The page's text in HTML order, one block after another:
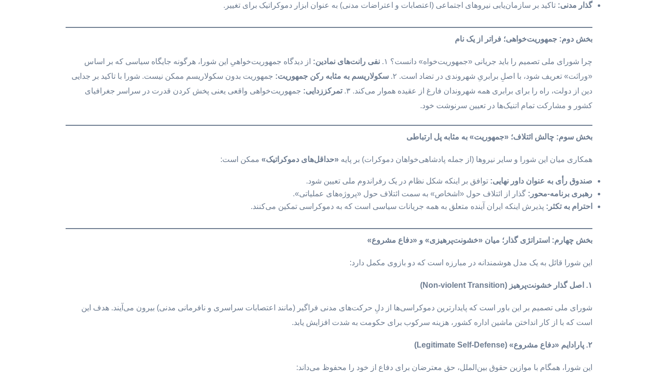
گذار مدنی: تاکید بر سازمان‌یابی نیروهای اجتماعی (اعتصابات و اعتراضات مدنی) به عنوان ابزار دموکراتیک برای تغییر.
بخش دوم: جمهوریت‌خواهی؛ فراتر از یک نام
چرا شورای ملی تصمیم را باید جریانی «جمهوریت‌خواه» دانست؟ ۱. نفی رانت‌های نمادین: از دیدگاه جمهوریت‌خواهیِ این شورا، هرگونه جایگاه سیاسی که بر اساس
«وراثت» تعریف شود، با اصلِ برابریِ شهروندی در تضاد است. ۲.
سکولاریسم به مثابه رکن جمهوریت: جمهوریت بدون سکولاریسم ممکن نیست. شورا با تاکید بر جدایی
دین از دولت، راه را برای برابری همه شهروندان فارغ از عقیده هموار می‌کند. ۳.
تمرکززدایی: جمهوریت‌خواهی واقعی یعنی پخش کردن قدرت در سراسر جغرافیای
کشور و مشارکت تمام اتنیک‌ها در تعیین سرنوشت خود.
بخش سوم: چالش ائتلاف؛ «جمهوریت» به مثابه پل ارتباطی
همکاری میان این شورا و سایر نیروها (از جمله پادشاهی‌خواهان دموکرات) بر پایه «حداقل‌های دموکراتیک» ممکن است:
صندوق رأی به عنوان داور نهایی: توافق بر اینکه شکل نظام در یک رفراندوم ملی تعیین شود.
رهبری برنامه-محور : گذار از ائتلاف حول «اشخاص» به سمت ائتلاف حول «پروژه‌های عملیاتی».
احترام به تکثر : پذیرش اینکه ایران آینده متعلق به همه جریانات سیاسی است که به دموکراسی تمکین می‌کنند.
بخش چهارم: استراتژی گذار؛ میان «خشونت‌پرهیزی» و «دفاع مشروع»
این شورا قائل به یک مدل هوشمندانه در مبارزه است که دو بازوی مکمل دارد:
۱. اصل گذار خشونت‌پرهیز (Non-violent Transition)
شورای ملی تصمیم بر این باور است که پایدارترین دموکراسی‌ها از دلِ حرکت‌های مدنی فراگیر (مانند اعتصابات سراسری و نافرمانی مدنی) بیرون می‌آیند. هدف این
است که با از کار انداختن ماشین اداره کشور، هزینه سرکوب برای حکومت به شدت افزایش یابد.
۲.پارادایم «دفاع مشروع»
(Legitimate Self-Defense)
این شورا، همگام با موازین حقوق بین‌الملل، حق معترضان برای دفاع از خود را محفوظ می‌داند: